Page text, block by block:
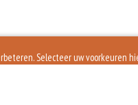
Selecteer uw voorkeuren